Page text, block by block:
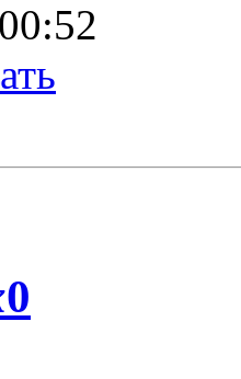
0